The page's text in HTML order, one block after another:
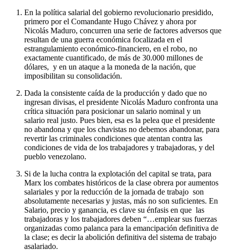
En la política salarial del gobierno revolucionario presidido,
primero por el Comandante Hugo Chávez y ahora por
Nicolás Maduro, concurren una serie de factores adversos que
resultan de una guerra económica focalizada en el
estrangulamiento económico-financiero, en el robo, no
exactamente cuantificado, de más de 30.000 millones de
dólares, y en un ataque a la moneda de la nación, que
imposibilitan su consolidación.
Dada la consistente caída de la producción y dado que no
ingresan divisas, el presidente Nicolás Maduro confronta una
crítica situación para posicionar un salario nominal y un
salario real justo. Pues bien, esa es la pelea que el presidente
no abandona y que los chavistas no debemos abandonar, para
revertir las criminales condiciones que atentan contra las
condiciones de vida de los trabajadores y trabajadoras, y del
pueblo venezolano.
Si de la lucha contra la explotación del capital se trata, para
Marx los combates históricos de la clase obrera por aumentos
salariales y por la reducción de la jornada de trabajo son
absolutamente necesarias y justas, más no son suficientes. En
Salario, precio y ganancia, es clave su énfasis en que las
trabajadoras y los trabajadores deben “…emplear sus fuerzas
organizadas como palanca para la emancipación definitiva de
la clase; es decir la abolición definitiva del sistema de trabajo
asalariado.